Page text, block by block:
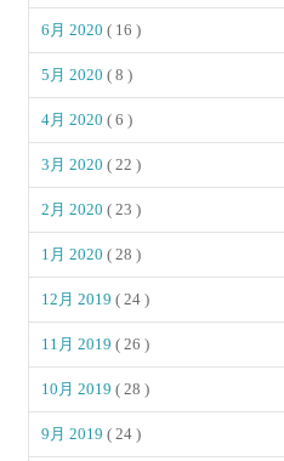
6月 2020( 16 )
5月 2020( 8 )
4月 2020( 6 )
3月 2020( 22 )
2月 2020( 23 )
1月 2020( 28 )
12月 2019( 24 )
11月 2019( 26 )
10月 2019( 28 )
9月 2019( 24 )